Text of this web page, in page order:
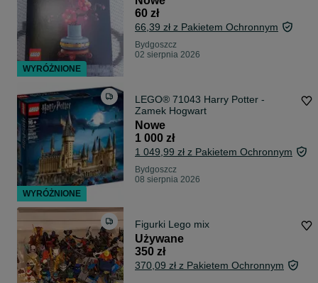
60 zł
66,39 zł z Pakietem Ochronnym
Bydgoszcz
02 sierpnia 2026
LEGO® 71043 Harry Potter -
Zamek Hogwart
Nowe
1 000 zł
1 049,99 zł z Pakietem Ochronnym
Bydgoszcz
08 sierpnia 2026
Figurki Lego mix
Używane
350 zł
370,09 zł z Pakietem Ochronnym
WYRÓŻNIONE
WYRÓŻNIONE